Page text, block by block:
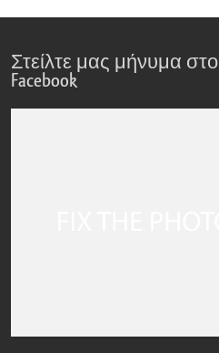
Στείλτε μας μήνυμα στο
Facebook